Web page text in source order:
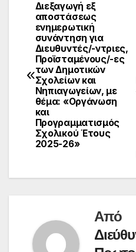
Πλοήγηση
άρθρων
Διεξαγωγή εξ
αποστάσεως
ενημερωτική
συνάντηση για
Διευθυντές/-ντριες,
Προϊσταμένους/-ες
των Δημοτικών
Σχολείων και
Νηπιαγωγείων, με
θέμα: «Οργάνωση
και
Προγραμματισμός
Σχολικού Έτους
2025-26»
Από